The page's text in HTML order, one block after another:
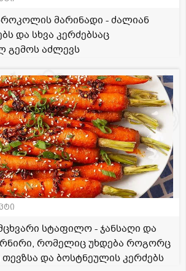
მარინადი - ძალიან
და სხვა კერძებსაც
გემოს აძლევს
სტაფილო - ჯანსაღი და
რომელიც უხდება როგორც
და ბოსტნეულის კერძებს